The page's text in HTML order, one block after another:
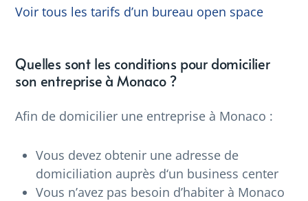
Voir tous les tarifs d’un bureau open space
Quelles sont les conditions pour domicilier
son entreprise à Monaco ?
Afin de domicilier une entreprise à Monaco :
Vous devez obtenir une adresse de
domiciliation auprès d‘un business center
Vous n’avez pas besoin d’habiter à Monaco